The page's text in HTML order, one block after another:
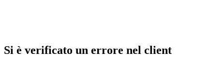
Si è verificato un errore nel client